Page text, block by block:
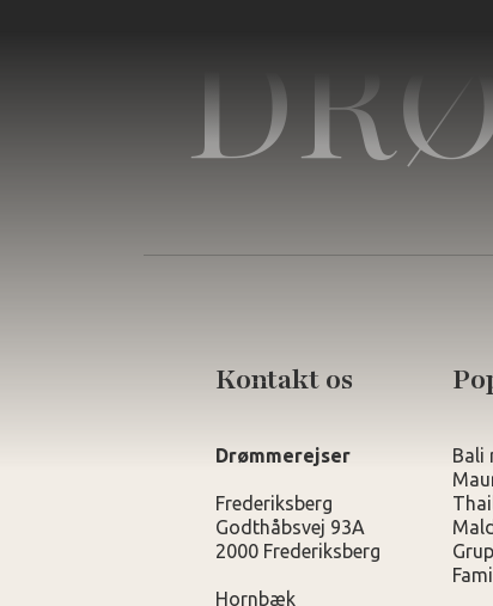
Kontakt os
Drømmerejser
Frederiksberg
Godthåbsvej 93A
2000 Frederiksberg
Hornbæk
Bali